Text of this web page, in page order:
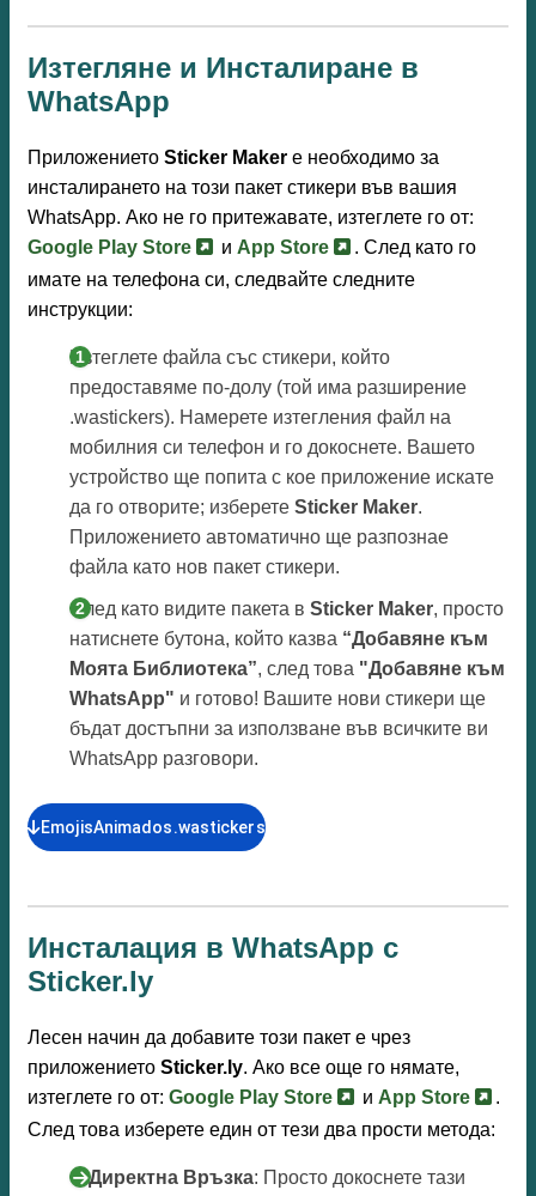
Изтегляне и Инсталиране в
WhatsApp
Приложението Sticker Maker е необходимо за
инсталирането на този пакет стикери във вашия
WhatsApp. Ако не го притежавате, изтеглете го от:
Google Play Store
и App Store
. След като го
имате на телефона си, следвайте следните
инструкции:
Изтеглете файла със стикери, който
предоставяме по-долу (той има разширение
.wastickers). Намерете изтегления файл на
мобилния си телефон и го докоснете. Вашето
устройство ще попита с кое приложение искате
да го отворите; изберете Sticker Maker.
Приложението автоматично ще разпознае
файла като нов пакет стикери.
След като видите пакета в Sticker Maker, просто
натиснете бутона, който казва “Добавяне към
Моята Библиотека”, след това "Добавяне към
WhatsApp" и готово! Вашите нови стикери ще
бъдат достъпни за използване във всичките ви
WhatsApp разговори.
EmojisAnimados.wastickers
Инсталация в WhatsApp с
Sticker.ly
Лесен начин да добавите този пакет е чрез
приложението Sticker.ly. Ако все още го нямате,
изтеглете го от: Google Play Store и App Store
.
След това изберете един от тези два прости метода:
С Директна Връзка: Просто докоснете тази